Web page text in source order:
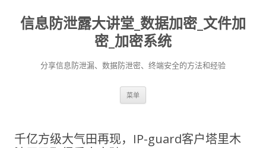
信息防泄露大讲堂_数据加密_文件加
密_加密系统
分享信息防泄漏、数据防泄密、终端安全的方法和经验
菜单
千亿方级大气田再现，IP-guard客户塔里木